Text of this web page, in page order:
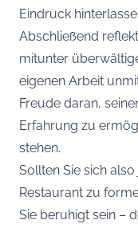
Eindruck
Abschließend
mitunter
eigenen Arbeit
Freude daran,
Erfahrung zu
stehen.
Sollten Sie sich
Restaurant zu
Sie beruhigt sein –